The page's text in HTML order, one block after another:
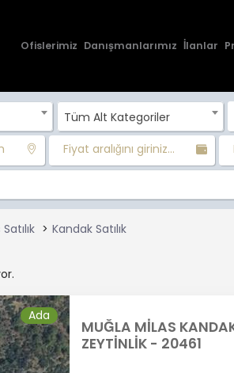
Ofislerimiz Danışmanlarımız İlanlar
Tüm Alt Kategoriler
Fiyat aralığını giriniz...
Kandak Satılık
Ada
MUĞLA MİLAS
ZEYTİNLİK - 20461